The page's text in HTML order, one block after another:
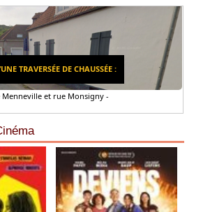
TRAVERSÉE DE CHAUSSÉE :
et rue Monsigny -